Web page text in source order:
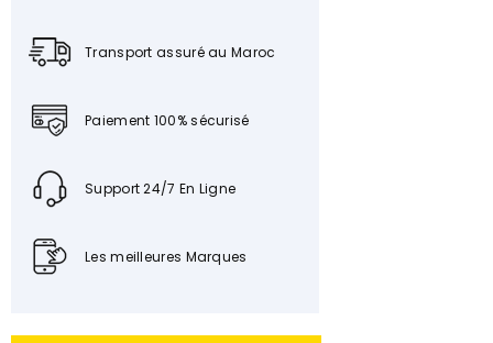
Transport assuré au Maroc
Paiement 100% sécurisé
Support 24/7 En Ligne
Les meilleures Marques